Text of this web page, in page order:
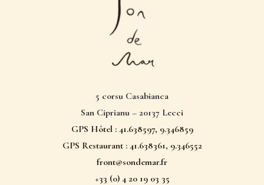
5 corsu Casabianca
San Ciprianu – 20137 Lecci
GPS Hôtel : 41.638597, 9.346859
GPS Restaurant : 41.638361, 9.346552
front@sondemar.fr
+33 (0) 4 20 19 03 35